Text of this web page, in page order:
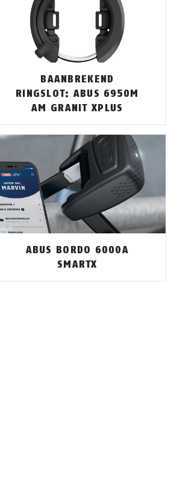
BAANBREKEND
RINGSLOT: ABUS 6950M
AM GRANIT XPLUS
ABUS BORDO 6000A
SMARTX